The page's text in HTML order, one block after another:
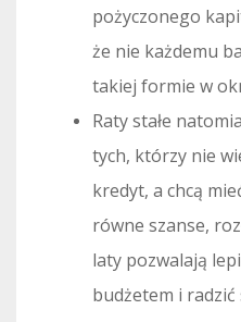
pożyczonego
że nie każdemu
takiej formie w
Raty stałe
tych, którzy nie
kredyt, a chcą
równe szanse,
laty pozwalają
budżetem i